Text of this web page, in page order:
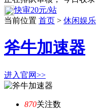
快审20元/站
当前位置 首页 > 休闲娱乐
斧牛加速器
进入官网>>
870关注数